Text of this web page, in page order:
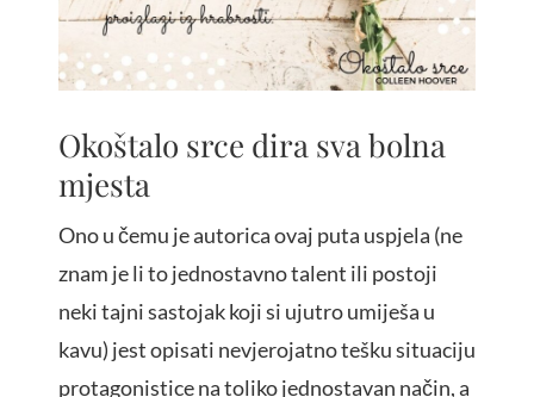
Okoštalo srce dira sva bolna
mjesta
Ono u čemu je autorica ovaj puta uspjela (ne
znam je li to jednostavno talent ili postoji
neki tajni sastojak koji si ujutro umiješa u
kavu) jest opisati nevjerojatno tešku situaciju
protagonistice na toliko jednostavan način, a